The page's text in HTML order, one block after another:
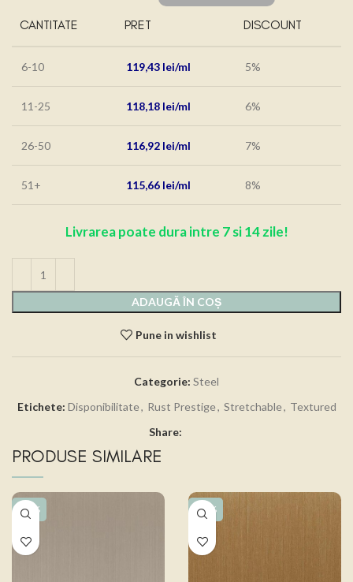
CANTITATE PRET DISCOUNT
6-10 119,43 lei 5%
11-25 118,18 lei 6%
26-50 116,92 lei 7%
51+ 115,66 lei 8%
Livrarea poate dura intre 7 si 14 zile!
ADAUGĂ ÎN COȘ
Pune in wishlist
Categorie: Steel
Etichete: Disponibilitate, Rust Prestige, Stretchable, Textured
Share:
PRODUSE SIMILARE
-15% -15%